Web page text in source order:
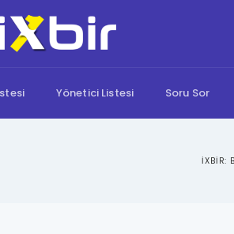
Yönetici Listesi Soru Sor